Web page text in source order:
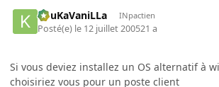
KouKaVaniLLa INpactien
Posté(e) le 12 juillet 200521 a
Si vous deviez installez un OS alternatif à
choisiriez vous pour un poste client